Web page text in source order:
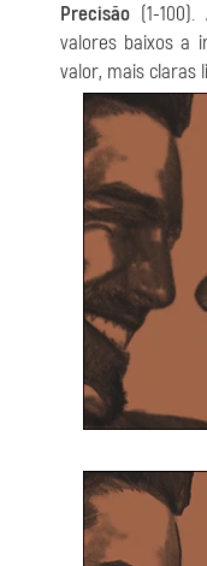
Precisão (1-
valores baixos a
valor, mais claras